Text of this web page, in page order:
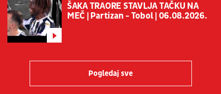
ŠAKA TRAORE STAVLJA TAČKU NA
MEČ | Partizan - Tobol | 06.08.2026.
Pogledaj sve